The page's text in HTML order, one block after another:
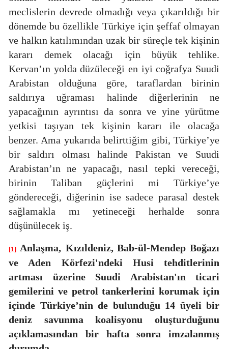
meclislerin devrede olmadığı veya çıkarıldığı bir
dönemde bu özellikle Türkiye için şeffaf olmayan
ve halkın katılımından uzak bir süreçle tek kişinin
kararı demek olacağı için büyük tehlike.
Kervan’ın yolda düzüleceği en iyi coğrafya Suudi
Arabistan olduğuna göre, taraflardan birinin
saldırıya uğraması halinde diğerlerinin ne
yapacağının ayrıntısı da sonra ve yine yürütme
yetkisi taşıyan tek kişinin kararı ile olacağa
benzer. Ama yukarıda belirttiğim gibi, Türkiye’ye
bir saldırı olması halinde Pakistan ve Suudi
Arabistan’ın ne yapacağı, nasıl tepki vereceği,
birinin Taliban güçlerini mi Türkiye’ye
göndereceği, diğerinin ise sadece parasal destek
sağlamakla mı yetineceği herhalde sonra
düşünülecek iş.
[1] Anlaşma, Kızıldeniz, Bab-ül-Mendep Boğazı
ve Aden Körfezi'ndeki Husi tehditlerinin
artması üzerine Suudi Arabistan'ın ticari
gemilerini ve petrol tankerlerini korumak için
içinde Türkiye’nin de bulunduğu 14 üyeli bir
deniz savunma koalisyonu oluşturduğunu
açıklamasından bir hafta sonra imzalanmış